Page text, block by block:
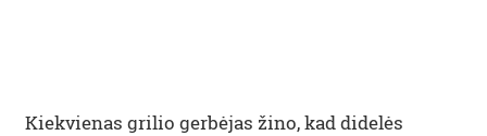
Kiekvienas grilio gerbėjas žino, kad didelės